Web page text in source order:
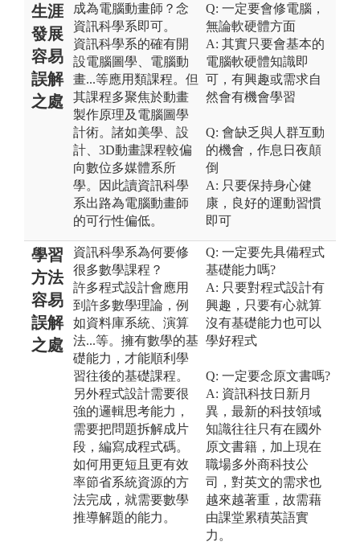
生涯
發展
容易
誤解
之處
成為電腦動畫師？念
資訊科學系即可。
資訊科學系的確有開
設電腦圖學、電腦動
畫...等應用類課程。但
其課程多聚焦於動畫
製作原理及電腦圖學
計術。諸如美學、設
計、3D動畫課程較偏
向數位多媒體系所
學。因此讀資訊科學
系出路為電腦動畫師
的可行性偏低。
Q: 一定要會修電腦，
無論軟硬體方面
A: 其實只要會基本的
電腦軟硬體知識即
可，有興趣或需求自
然會有機會學習
Q: 會缺乏與人群互動
的機會，作息日夜顛
倒
A: 只要保持身心健
康，良好的運動習慣
即可
學習
方法
容易
誤解
之處
資訊科學系為何要修
很多數學課程？
許多程式設計會應用
到許多數學理論，例
如資料庫系統、演算
法...等。擁有數學的基
礎能力，才能順利學
習往後的基礎課程。
另外程式設計需要很
強的邏輯思考能力，
需要把問題拆解成片
段，編寫成程式碼。
如何用更短且更有效
率節省系統資源的方
法完成，就需要數學
推導解題的能力。
Q: 一定要先具備程式
基礎能力嗎?
A: 只要對程式設計有
興趣，只要有心就算
沒有基礎能力也可以
學好程式
Q: 一定要念原文書嗎?
A: 資訊科技日新月
異，最新的科技領域
知識往往只有在國外
原文書籍，加上現在
職場多外商科技公
司，對英文的需求也
越來越著重，故需藉
由課堂累積英語實
力。